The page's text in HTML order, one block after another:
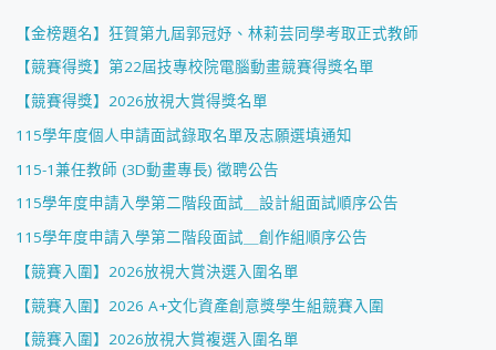
【金榜題名】狂賀第九屆郭冠妤、林莉芸同學考取正式教師
【競賽得獎】第22屆技專校院電腦動畫競賽得獎名單
【競賽得獎】2026放視大賞得獎名單
115學年度個人申請面試錄取名單及志願選填通知
115-1兼任教師 (3D動畫專長) 徵聘公告
115學年度申請入學第二階段面試＿設計組面試順序公告
115學年度申請入學第二階段面試＿創作組順序公告
【競賽入圍】2026放視大賞決選入圍名單
【競賽入圍】2026 A+文化資產創意獎學生組競賽入圍
【競賽入圍】2026放視大賞複選入圍名單